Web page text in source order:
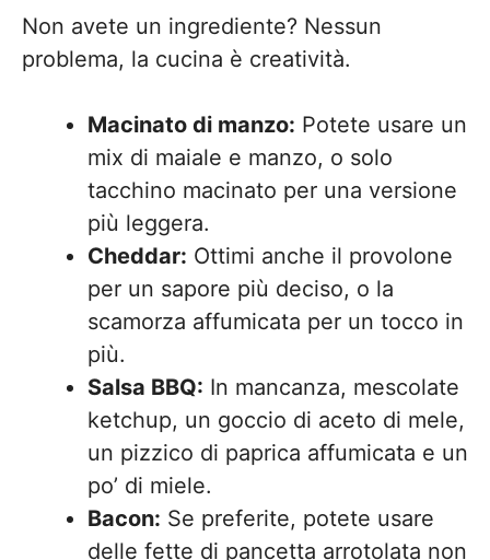
Non avete un ingrediente? Nessun
problema, la cucina è creatività.
Macinato di manzo: Potete usare un
mix di maiale e manzo, o solo
tacchino macinato per una versione
più leggera.
Cheddar: Ottimi anche il provolone
per un sapore più deciso, o la
scamorza affumicata per un tocco in
più.
Salsa BBQ: In mancanza, mescolate
ketchup, un goccio di aceto di mele,
un pizzico di paprica affumicata e un
po’ di miele.
Bacon: Se preferite, potete usare
delle fette di pancetta arrotolata non